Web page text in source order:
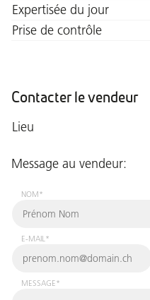
Expertisée du jour
Prise de contrôle
Contacter le vendeur
Lieu
Message au vendeur:
NOM*
E-MAIL*
MESSAGE*